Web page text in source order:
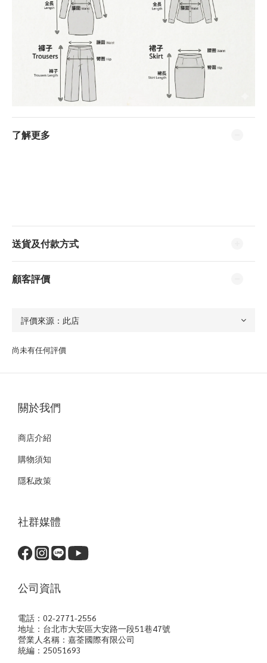
了解更多
送貨及付款方式
顧客評價
尚未有任何評價
關於我們
商店介紹
購物須知
隱私政策
社群媒體
公司資訊
電話：02-2771-2556
地址：台北市大安區大安路一段51巷47號
營業人名稱：嘉荃國際有限公司
統編：25051693